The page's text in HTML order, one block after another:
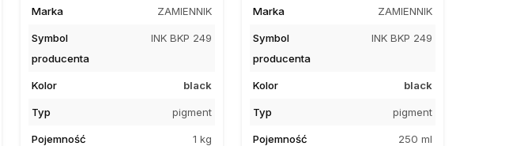
Marka ZAMIENNIK
Symbol
producenta
INK BKP 249
Kolor black
Typ pigment
Pojemność 1 kg
Marka ZAMIENNIK
Symbol
producenta
INK BKP 249
Kolor black
Typ pigment
Pojemność 250 ml